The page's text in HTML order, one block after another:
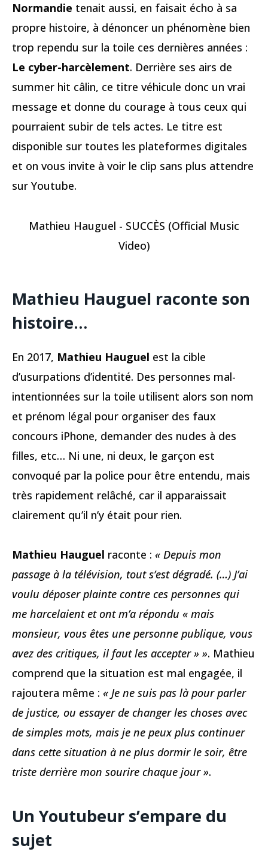
Normandie tenait aussi, en faisait écho à sa
propre histoire, à dénoncer un phénomène bien
trop rependu sur la toile ces dernières années :
Le cyber-harcèlement. Derrière ses airs de
summer hit câlin, ce titre véhicule donc un vrai
message et donne du courage à tous ceux qui
pourraient subir de tels actes. Le titre est
disponible sur toutes les plateformes digitales
et on vous invite à voir le clip sans plus attendre
sur Youtube.
Mathieu Hauguel - SUCCÈS (Official Music
Video)
Mathieu Hauguel raconte son
histoire…
En 2017, Mathieu Hauguel est la cible
d’usurpations d’identité. Des personnes mal-
intentionnées sur la toile utilisent alors son nom
et prénom légal pour organiser des faux
concours iPhone, demander des nudes à des
filles, etc… Ni une, ni deux, le garçon est
convoqué par la police pour être entendu, mais
très rapidement relâché, car il apparaissait
clairement qu’il n’y était pour rien.
Mathieu Hauguel raconte : « Depuis mon
passage à la télévision, tout s’est dégradé. (…) J’ai
voulu déposer plainte contre ces personnes qui
me harcelaient et ont m’a répondu « mais
monsieur, vous êtes une personne publique, vous
avez des critiques, il faut les accepter » ». Mathieu
comprend que la situation est mal engagée, il
rajoutera même : « Je ne suis pas là pour parler
de justice, ou essayer de changer les choses avec
de simples mots, mais je ne peux plus continuer
dans cette situation à ne plus dormir le soir, être
triste derrière mon sourire chaque jour ».
Un Youtubeur s’empare du
sujet